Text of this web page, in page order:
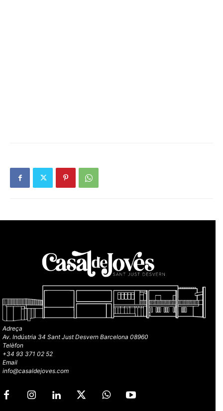
Adreça
Av. Indústria 34 Sant Just Desvern Barcelona 08960
Telèfon
+34 93 371 02 52
Email
info@casaldejoves.com